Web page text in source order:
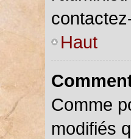
Haut
Comme
modifiés